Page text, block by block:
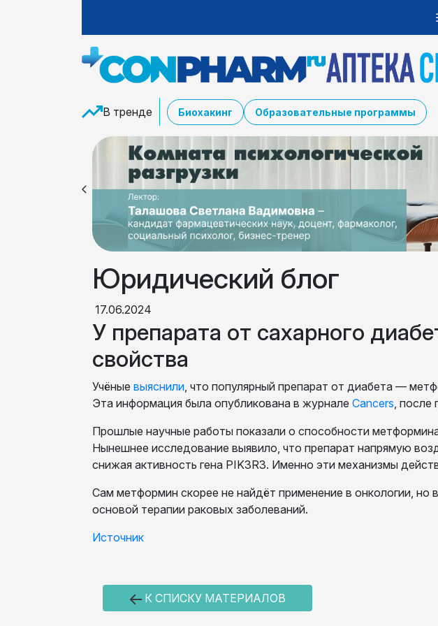
В тренде Биохакинг Образовательные программы
Юридический блог
17.06.2024
У препарата от сахарного
свойства
Учёные выяснили, что популярный препарат от диабета —
Эта информация была опубликована в журнале Cancers, после
Прошлые научные работы показали о способности
Нынешнее исследование выявило, что препарат напрямую
снижая активность гена PIK3R3. Именно эти механизмы
Сам метформин скорее не найдёт применение в онкологии,
основой терапии раковых заболеваний.
Источник
К СПИСКУ МАТЕРИАЛОВ